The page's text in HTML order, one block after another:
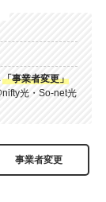
「事業者変更」
光・So-net光
事業者変更